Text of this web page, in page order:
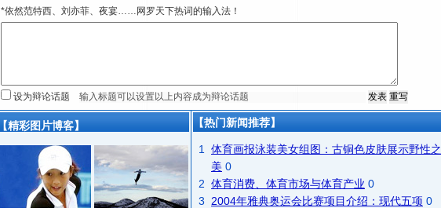
*依然范特西、刘亦菲、夜宴……网罗天下热词的输入法！
设为辩论话题
【精彩图片博客】 【热门新闻推荐】
1
体育画报泳装美女组图：古铜色皮肤展示野性之
美 0
2 体育消费、体育市场与体育产业 0
3
2004年雅典奥运会比赛项目介绍：现代五项 0